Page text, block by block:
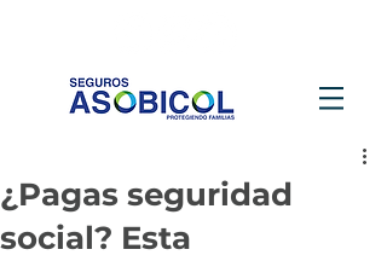
¿Pagas seguridad
social? Esta